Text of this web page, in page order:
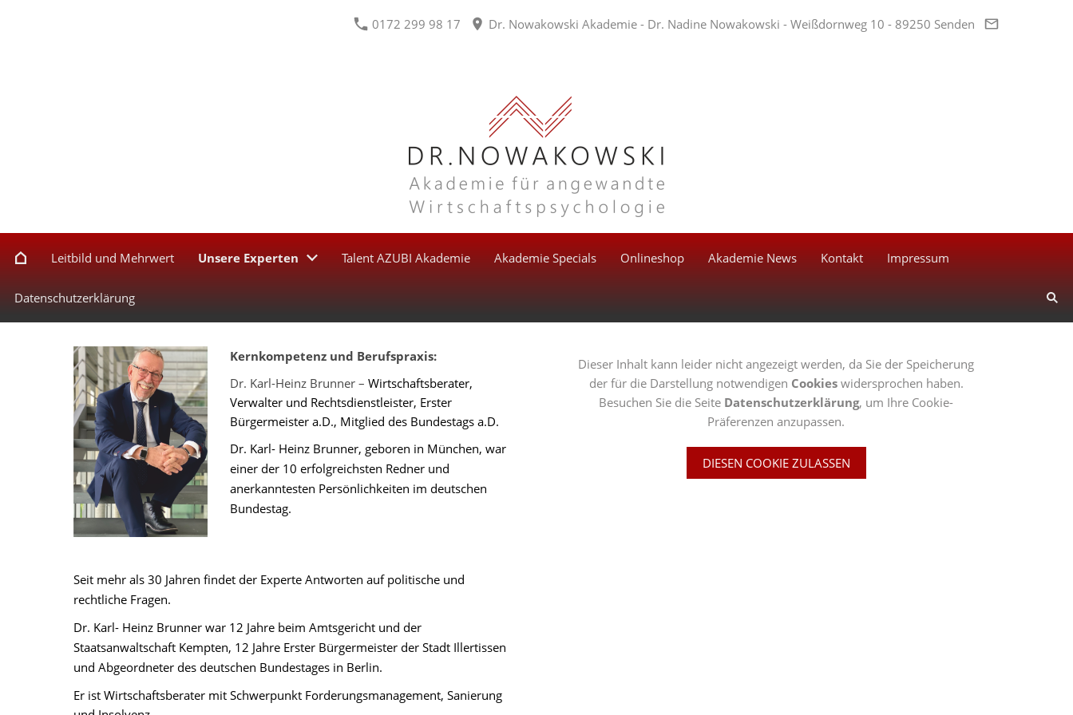
0172 299 98 17 Dr. Nowakowski Akademie - Dr. Nadine Nowakowski - Weißdornweg 10 - 89250 Senden
Leitbild und Mehrwert Unsere Experten Talent AZUBI Akademie Akademie Specials Onlineshop Akademie News Kontakt Impressum
Datenschutzerklärung
Kernkompetenz und Berufspraxis:
Dr. Karl-Heinz Brunner – Wirtschaftsberater,
Verwalter und Rechtsdienstleister, Erster
Bürgermeister a.D., Mitglied des Bundestags a.D.
Dr. Karl- Heinz Brunner, geboren in München, war
einer der 10 erfolgreichsten Redner und
anerkanntesten Persönlichkeiten im deutschen
Bundestag.
Seit mehr als 30 Jahren findet der Experte Antworten auf politische und
rechtliche Fragen.
Dr. Karl- Heinz Brunner war 12 Jahre beim Amtsgericht und der
Staatsanwaltschaft Kempten, 12 Jahre Erster Bürgermeister der Stadt Illertissen
und Abgeordneter des deutschen Bundestages in Berlin.
Er ist Wirtschaftsberater mit Schwerpunkt Forderungsmanagement, Sanierung
Dieser Inhalt kann leider nicht angezeigt werden, da Sie der Speicherung
der für die Darstellung notwendigen Cookieswidersprochen haben.
Besuchen Sie die Seite Datenschutzerklärung, um Ihre Cookie-
Präferenzen anzupassen.
DIESEN COOKIE ZULASSEN